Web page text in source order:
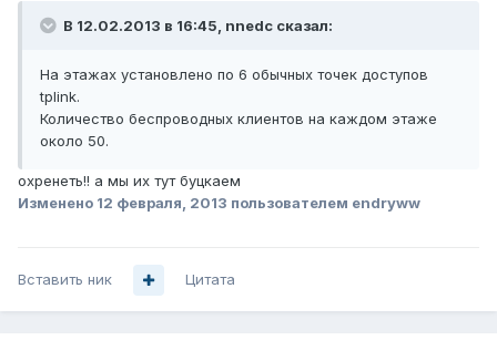
В 12.02.2013 в 16:45, nnedc сказал:
На этажах установлено по 6 обычных точек доступов
tplink.
Количество беспроводных клиентов на каждом этаже
около 50.
охренеть!! а мы их тут буцкаем
Изменено 12 февраля, 2013 пользователем endryww
Вставить ник Цитата